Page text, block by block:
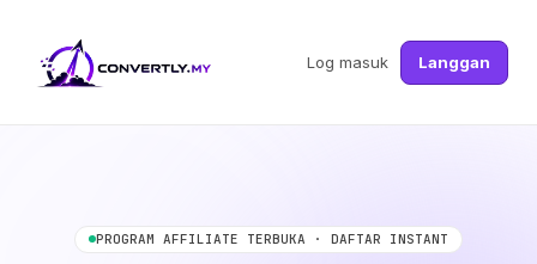
Log masuk Langgan
PROGRAM AFFILIATE TERBUKA · DAFTAR INSTANT